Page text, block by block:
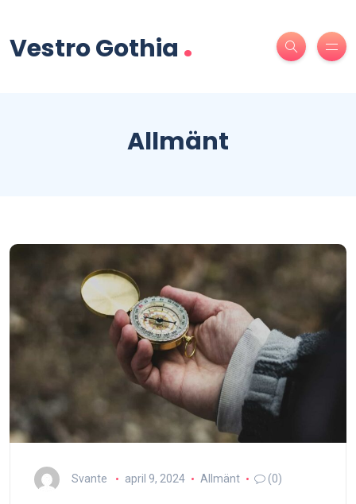
Vestro Gothia .
Allmänt
Svante april 9, 2024 Allmänt (0)